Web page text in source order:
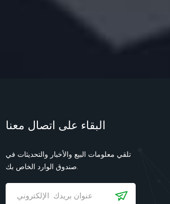
البقاء على اتصال معنا
تلقي معلومات البيع والأخبار والتحديثات في
صندوق الوارد الخاص بك.